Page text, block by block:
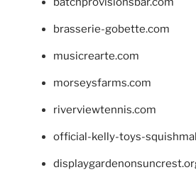
brasserie-gobette.com
musicrearte.com
morseysfarms.com
riverviewtennis.com
official-kelly-toys-